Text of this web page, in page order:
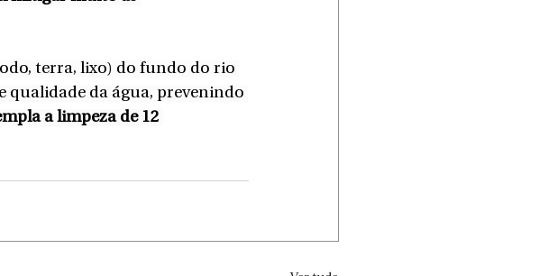
terra, lixo) do fundo do rio
da água, prevenindo
a limpeza de 12